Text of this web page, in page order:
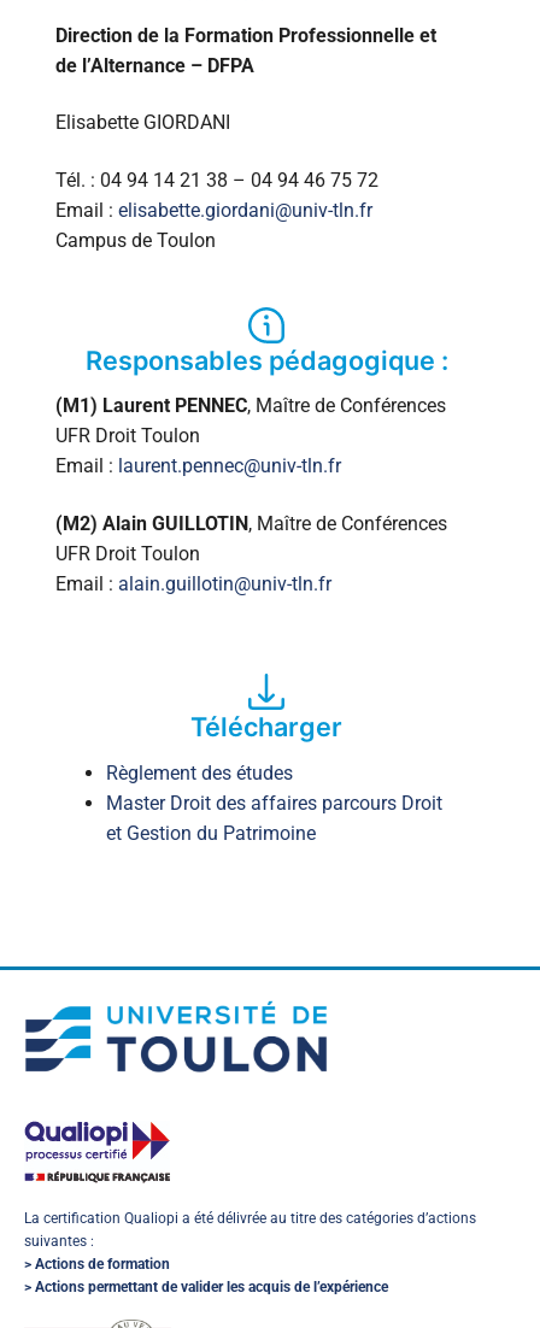
Direction de la Formation Professionnelle et
de l’Alternance – DFPA
Elisabette GIORDANI
Tél. : 04 94 14 21 38 – 04 94 46 75 72
Email : elisabette.giordani@univ-tln.fr
Campus de Toulon
Responsables pédagogique :
(M1) Laurent PENNEC, Maître de Conférences
UFR Droit Toulon
Email : laurent.pennec@univ-tln.fr
(M2) Alain GUILLOTIN, Maître de Conférences
UFR Droit Toulon
Email : alain.guillotin@univ-tln.fr
Télécharger
Règlement des études
Master Droit des affaires parcours Droit
et Gestion du Patrimoine
La certification Qualiopi a été délivrée au titre des catégories d’actions
suivantes :
> Actions de formation
> Actions permettant de valider les acquis de l’expérience